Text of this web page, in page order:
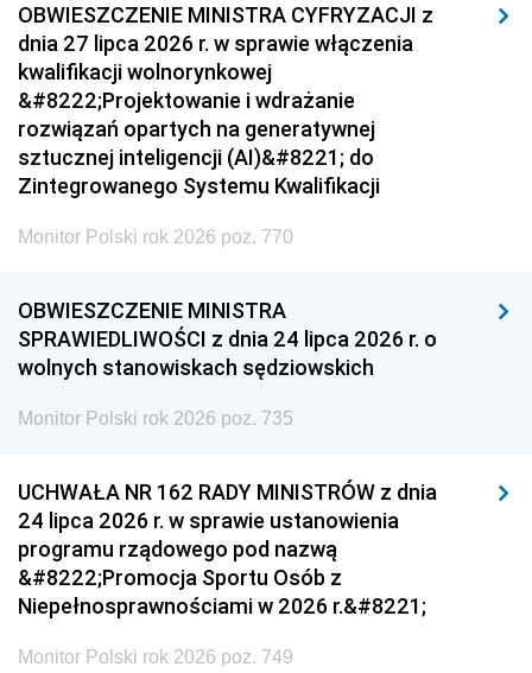
OBWIESZCZENIE MINISTRA CYFRYZACJI z
dnia 27 lipca 2026 r. w sprawie włączenia
kwalifikacji wolnorynkowej
&#8222;Projektowanie i wdrażanie
rozwiązań opartych na generatywnej
sztucznej inteligencji (AI)&#8221; do
Zintegrowanego Systemu Kwalifikacji
Monitor Polski rok 2026 poz. 770
OBWIESZCZENIE MINISTRA
SPRAWIEDLIWOŚCI z dnia 24 lipca 2026 r. o
wolnych stanowiskach sędziowskich
Monitor Polski rok 2026 poz. 735
UCHWAŁA NR 162 RADY MINISTRÓW z dnia
24 lipca 2026 r. w sprawie ustanowienia
programu rządowego pod nazwą
&#8222;Promocja Sportu Osób z
Niepełnosprawnościami w 2026 r.&#8221;
Monitor Polski rok 2026 poz. 749